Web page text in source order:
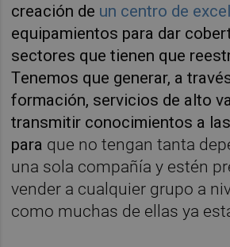
creación de un centro de
equipamientos para dar
sectores que tienen que
Tenemos que generar, a
formación, servicios de alto
transmitir conocimientos a
para que no tengan tanta
una sola compañía y estén
vender a cualquier grupo a
como muchas de ellas ya